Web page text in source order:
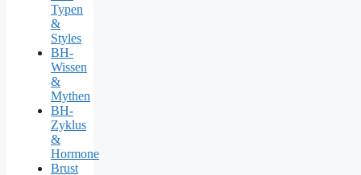
Typen
&
Styles
BH-
Wissen
&
Mythen
BH-
Zyklus
&
Hormone
Brust